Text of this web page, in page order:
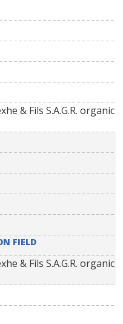
& Fils S.A.G.R. organic
FIELD
& Fils S.A.G.R. organic